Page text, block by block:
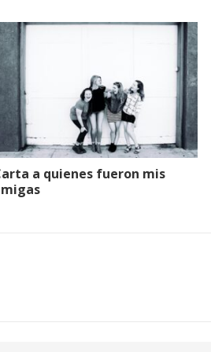
a quienes fueron mis